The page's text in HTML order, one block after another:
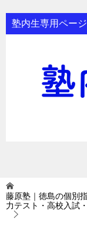
塾内生専用ページ
藤原塾｜徳島の個別
力テスト・高校入試